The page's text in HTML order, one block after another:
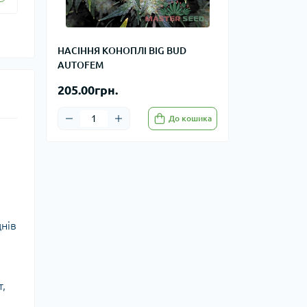
НАСІННЯ КОНОПЛІ BIG BUD
AUTOFEM
205.00грн.
До кошика